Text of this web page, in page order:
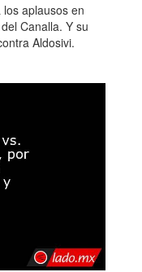
aplausos en
Canalla. Y su
Aldosivi.